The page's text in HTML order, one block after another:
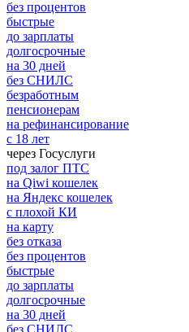
без процентов
быстрые
до зарплаты
долгосрочные
на 30 дней
без СНИЛС
безработным
пенсионерам
на рефинансирование
с 18 лет
через Госуслуги
под залог ПТС
на Qiwi кошелек
на Яндекс кошелек
с плохой КИ
на карту
без отказа
без процентов
быстрые
до зарплаты
долгосрочные
на 30 дней
без СНИЛС